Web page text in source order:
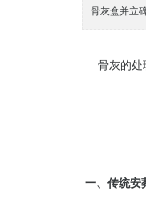
骨灰盒并立
骨灰的处
一、传统安